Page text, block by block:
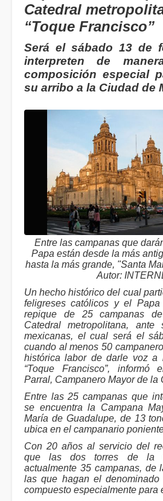
Catedral
“Toque Francisco”
Será el sábado 13 de
interpreten de
composición especial
su arribo a la Ciudad de
Entre las campanas que
Papa están desde la más
hasta la más grande, "Santa
Autor:
Un hecho histórico del cual
feligreses católicos y el
repique de 25 campanas
Catedral metropolitana,
mexicanas, el cual será el
cuando al menos 50
histórica labor de darle voz a
“Toque Francisco”, informó
Parral, Campanero Mayor de la
Entre las 25 campanas que
se encuentra la Campana
María de Guadalupe, de 13
ubica en el campanario
Con 20 años al servicio del
que las dos torres de la
actualmente 35 campanas, de
las que hagan el denominado
compuesto especialmente para